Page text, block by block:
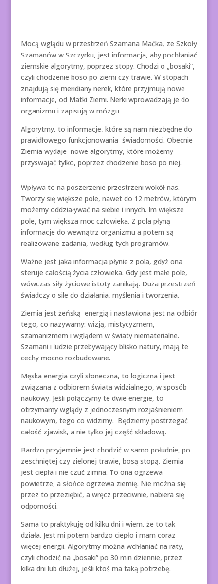
Mocą wglądu w przestrzeń Szamana Maćka, ze Szkoły
Szamanów w Szczyrku, jest informacja, aby pochłaniać
ziemskie algorytmy, poprzez stopy. Chodzi o „bosaki”,
czyli chodzenie boso po ziemi czy trawie. W stopach
znajdują się meridiany nerek, które przyjmują nowe
informacje, od Matki Ziemi. Nerki wprowadzają je do
organizmu i zapisują w mózgu.
Algorytmy, to informacje, które są nam niezbędne do
prawidłowego funkcjonowania świadomości. Obecnie
Ziemia wydaje nowe algorytmy, które możemy
przyswajać tylko, poprzez chodzenie boso po niej.
Wpływa to na poszerzenie przestrzeni wokół nas.
Tworzy się większe pole, nawet do 12 metrów, którym
możemy oddziaływać na siebie i innych. Im większe
pole, tym większa moc człowieka. Z pola płyną
informacje do wewnątrz organizmu a potem są
realizowane zadania, według tych programów.
Ważne jest jaka informacja płynie z pola, gdyż ona
steruje całością życia człowieka. Gdy jest małe pole,
wówczas siły życiowe istoty zanikają. Duża przestrzeń
świadczy o sile do działania, myślenia i tworzenia.
Ziemia jest żeńską energią i nastawiona jest na odbiór
tego, co nazywamy: wizją, mistycyzmem,
szamanizmem i wglądem w światy niematerialne.
Szamani i ludzie przebywający blisko natury, mają te
cechy mocno rozbudowane.
Męska energia czyli słoneczna, to logiczna i jest
związana z odbiorem świata widzialnego, w sposób
naukowy. Jeśli połączymy te dwie energie, to
otrzymamy wglądy z jednoczesnym rozjaśnieniem
naukowym, tego co widzimy. Będziemy postrzegać
całość zjawisk, a nie tylko jej część składową.
Bardzo przyjemnie jest chodzić w samo południe, po
zeschniętej czy zielonej trawie, bosą stopą. Ziemia
jest ciepła i nie czuć zimna. To ona ogrzewa
powietrze, a słońce ogrzewa ziemię. Nie można się
przez to przeziębić, a wręcz przeciwnie, nabiera się
odporności.
Sama to praktykuję od kilku dni i wiem, że to tak
działa. Jest mi potem bardzo ciepło i mam coraz
więcej energii. Algorytmy można wchłaniać na raty,
czyli chodzić na „bosaki” po 30 min dziennie, przez
kilka dni lub dłużej, jeśli ktoś ma taką potrzebę.